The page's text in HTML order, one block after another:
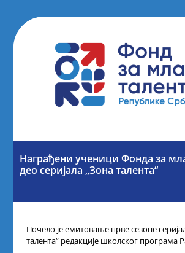
Награђени ученици Фонда за
део серијала „Зона талента“
Почело је емитовање прве сезоне
талента“ редакције школског програма